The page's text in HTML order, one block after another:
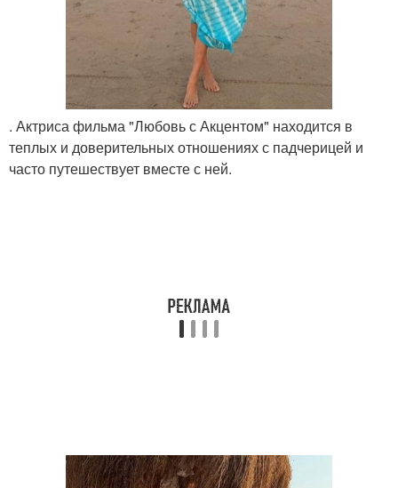
. Актриса фильма "Любовь с Акцентом" находится в
теплых и доверительных отношениях с падчерицей и
часто путешествует вместе с ней.